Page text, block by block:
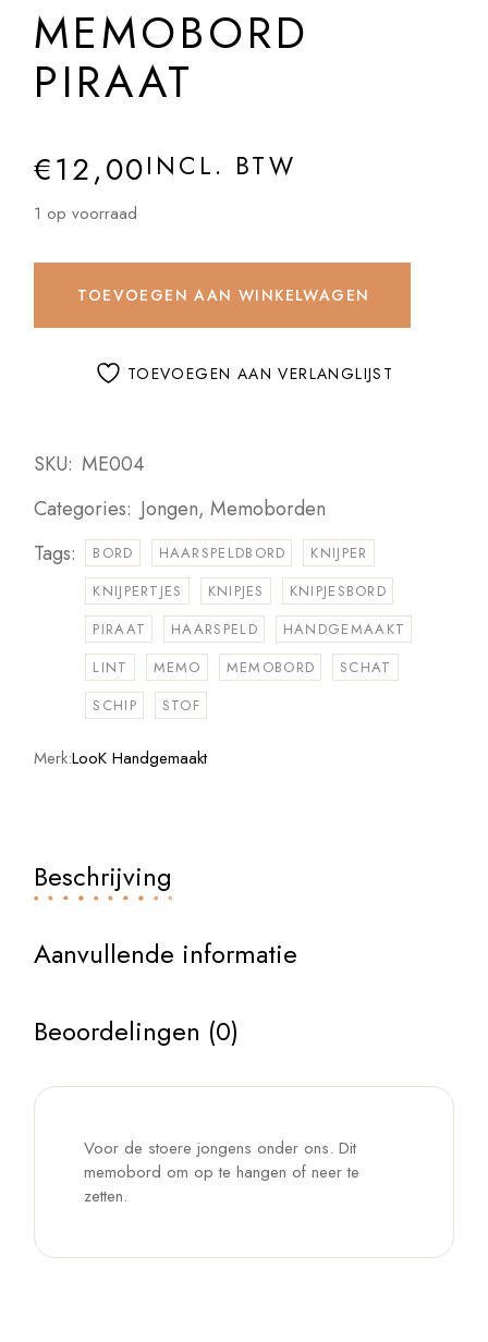
MEMOBORD
PIRAAT
€12,00INCL. BTW
1 op voorraad
TOEVOEGEN AAN WINKELWAGEN
TOEVOEGEN AAN VERLANGLIJST
SKU: ME004
Categories: Jongen,Memoborden
Tags:
BORD HAARSPELDBORD
KNIJPER
KNIJPERTJES
KNIPJES
KNIPJESBORD
PIRAAT
HAARSPELD
HANDGEMAAKT
LINT
MEMO MEMOBORD
SCHAT
SCHIP
STOF
Merk:LooK Handgemaakt
Beschrijving
Aanvullende informatie
Beoordelingen (0)
Voor de stoere jongens onder ons. Dit
memobord om op te hangen of neer te
zetten.